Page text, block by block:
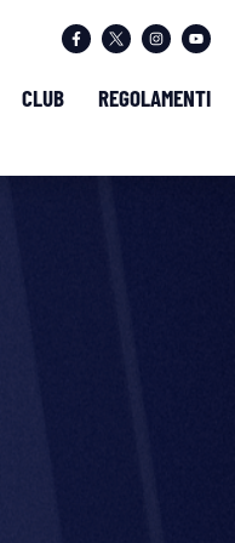
CLUB REGOLAMENTI